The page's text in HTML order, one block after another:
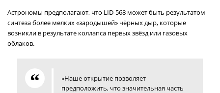
Астрономы предполагают, что LID-568 может быть результатом
синтеза более мелких «зародышей» чёрных дыр, которые
возникли в результате коллапса первых звёзд или газовых
облаков.
«Наше открытие позволяет
предположить, что значительная часть